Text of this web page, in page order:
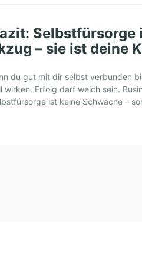
Selbstfürsorge
– sie ist deine
du gut mit dir selbst verbunden
wirken. Erfolg darf weich sein.
ist keine Schwäche –